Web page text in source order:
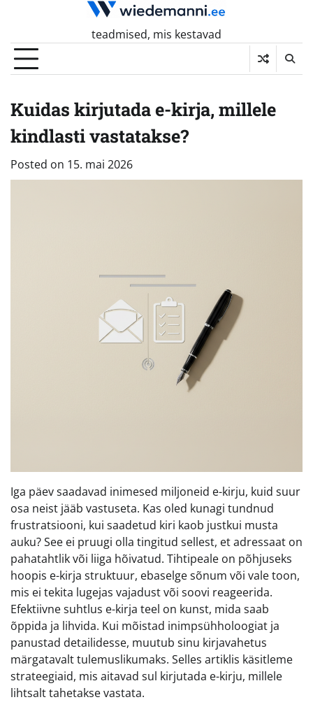
content
teadmised, mis kestavad
Kuidas kirjutada e-kirja, millele
kindlasti vastatakse?
Posted on 15. mai 2026
Iga päev saadavad inimesed miljoneid e-kirju, kuid suur
osa neist jääb vastuseta. Kas oled kunagi tundnud
frustratsiooni, kui saadetud kiri kaob justkui musta
auku? See ei pruugi olla tingitud sellest, et adressaat on
pahatahtlik või liiga hõivatud. Tihtipeale on põhjuseks
hoopis e-kirja struktuur, ebaselge sõnum või vale toon,
mis ei tekita lugejas vajadust või soovi reageerida.
Efektiivne suhtlus e-kirja teel on kunst, mida saab
õppida ja lihvida. Kui mõistad inimpsühholoogiat ja
panustad detailidesse, muutub sinu kirjavahetus
märgatavalt tulemuslikumaks. Selles artiklis käsitleme
strateegiaid, mis aitavad sul kirjutada e-kirju, millele
lihtsalt tahetakse vastata.